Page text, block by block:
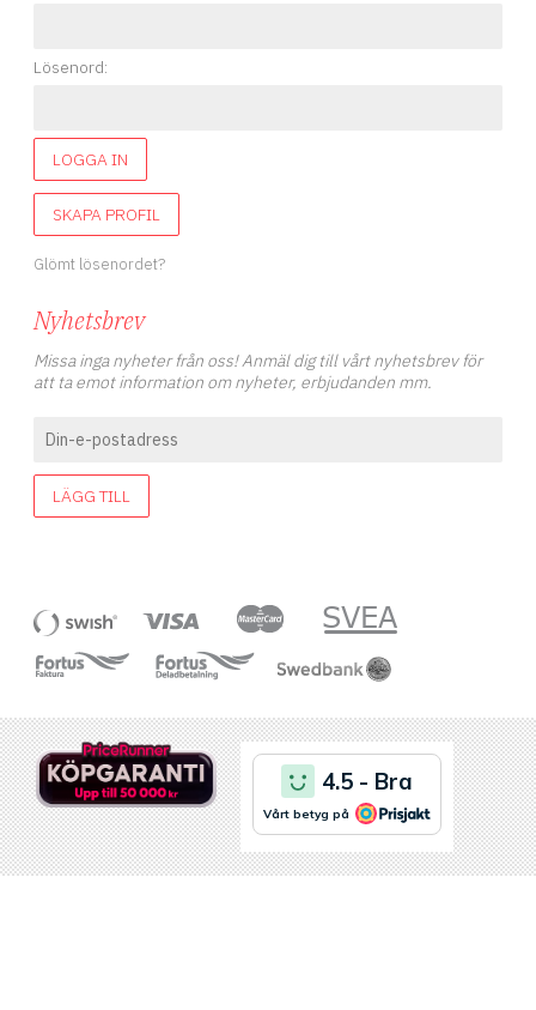
Lösenord:
LOGGA IN
SKAPA PROFIL
Glömt lösenordet?
Nyhetsbrev
Missa inga nyheter från oss! Anmäl dig till vårt nyhetsbrev för
att ta emot information om nyheter, erbjudanden mm.
LÄGG TILL